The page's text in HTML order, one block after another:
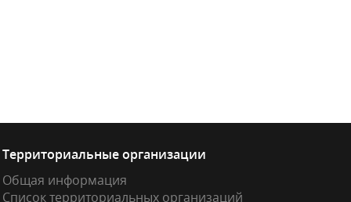
Территориальные организации
Общая информация
Список территориальных организаций